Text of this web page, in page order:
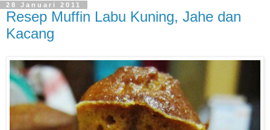
28 Januari 2011
Resep Muffin Labu Kuning, Jahe dan
Kacang